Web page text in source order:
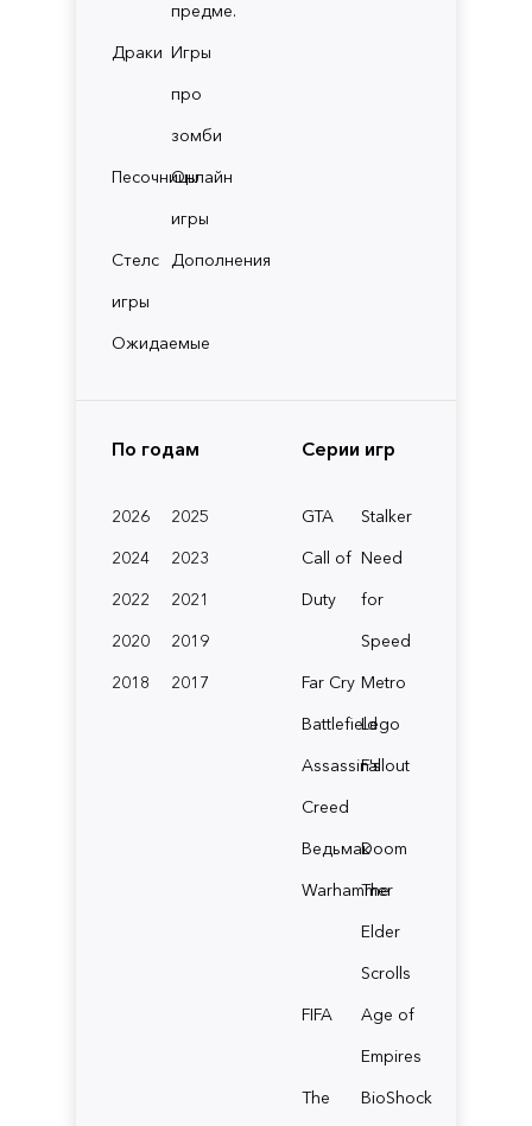
предме.
Драки Игры
про
зомби
ПесочницыОнлайн
игры
Стелс
игры
Дополнения
Ожидаемые
По годам
2026
2025
2024
2023
2022
2021
2020
2019
2018
2017
Серии игр
GTA
Stalker
Call of
Duty
Need
for
Speed
Far Cry Metro
BattlefieldLego
Assassin's
Creed
Fallout
ВедьмакDoom
Warhammer
The
Elder
Scrolls
FIFA
Age of
Empires
The
BioShock